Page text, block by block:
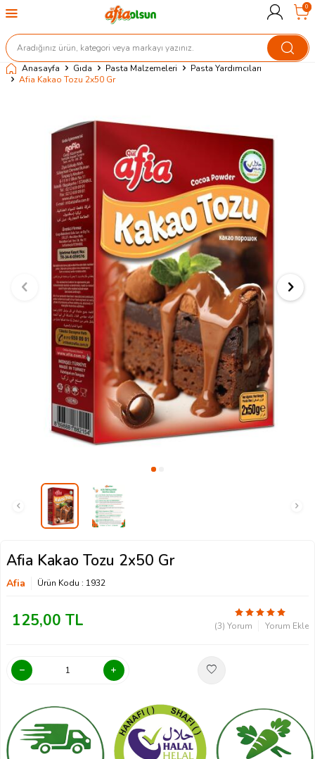
0
Anasayfa Gıda Pasta Malzemeleri
Pasta Yardımcıları
Afia Kakao Tozu 2x50 Gr
Afia Kakao Tozu 2x50 Gr
Afia Ürün Kodu : 1932
125,00 TL (3) Yorum Yorum Ekle